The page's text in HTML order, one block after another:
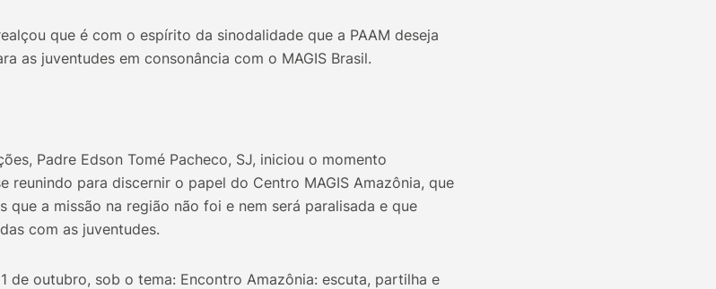
que é com o espírito da sinodalidade que a PAAM deseja
as juventudes em consonância com o MAGIS Brasil.
Padre Edson Tomé Pacheco, SJ, iniciou o momento
reunindo para discernir o papel do Centro MAGIS Amazônia, que
que a missão na região não foi e nem será paralisada e que
com as juventudes.
de outubro, sob o tema: Encontro Amazônia: escuta, partilha e